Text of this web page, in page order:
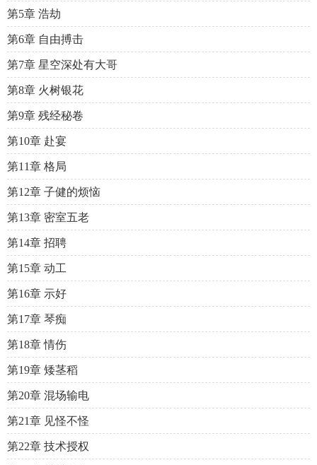
第5章 浩劫
第6章 自由搏击
第7章 星空深处有大哥
第8章 火树银花
第9章 残经秘卷
第10章 赴宴
第11章 格局
第12章 子健的烦恼
第13章 密室五老
第14章 招聘
第15章 动工
第16章 示好
第17章 琴痴
第18章 情伤
第19章 矮茎稻
第20章 混场输电
第21章 见怪不怪
第22章 技术授权